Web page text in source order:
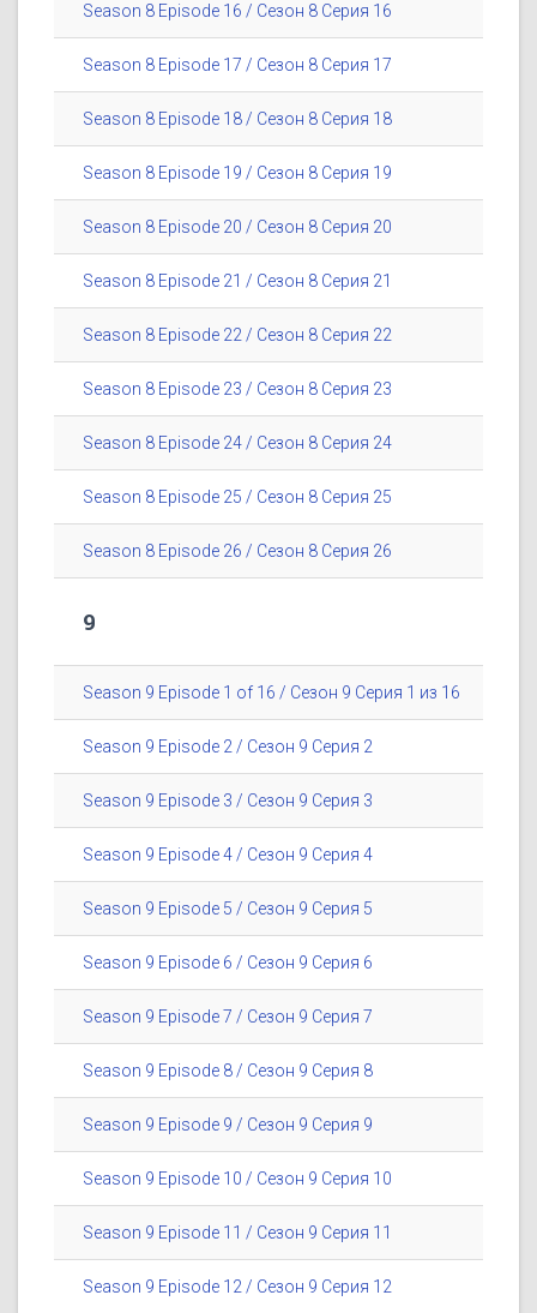
Season 8 Episode 16 / Сезон 8 Серия 16
Season 8 Episode 17 / Сезон 8 Серия 17
Season 8 Episode 18 / Сезон 8 Серия 18
Season 8 Episode 19 / Сезон 8 Серия 19
Season 8 Episode 20 / Сезон 8 Серия 20
Season 8 Episode 21 / Сезон 8 Серия 21
Season 8 Episode 22 / Сезон 8 Серия 22
Season 8 Episode 23 / Сезон 8 Серия 23
Season 8 Episode 24 / Сезон 8 Серия 24
Season 8 Episode 25 / Сезон 8 Серия 25
Season 8 Episode 26 / Сезон 8 Серия 26
9
Season 9 Episode 1 of 16 / Сезон 9 Серия 1 из 16
Season 9 Episode 2 / Сезон 9 Серия 2
Season 9 Episode 3 / Сезон 9 Серия 3
Season 9 Episode 4 / Сезон 9 Серия 4
Season 9 Episode 5 / Сезон 9 Серия 5
Season 9 Episode 6 / Сезон 9 Серия 6
Season 9 Episode 7 / Сезон 9 Серия 7
Season 9 Episode 8 / Сезон 9 Серия 8
Season 9 Episode 9 / Сезон 9 Серия 9
Season 9 Episode 10 / Сезон 9 Серия 10
Season 9 Episode 11 / Сезон 9 Серия 11
Season 9 Episode 12 / Сезон 9 Серия 12